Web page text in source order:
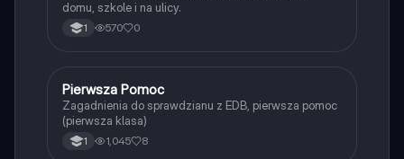
domu, szkole i na ulicy.
1 570 0
Edukacja dla bezpieczeństwa
Pierwsza Pomoc
Zagadnienia do sprawdzianu z EDB, pierwsza pomoc
(pierwsza klasa)
1 1,045 8